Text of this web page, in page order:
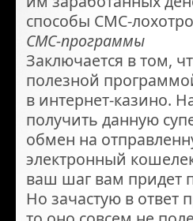
способы СМС-
СМС-программы
Заключается в том,
полезной
в интернет-казино.
получить данную
обмен на
электронный
ваш шаг вам придет
Но зачастую в ответ